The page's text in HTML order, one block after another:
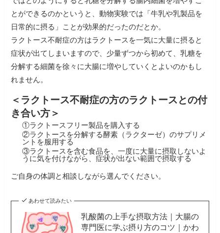
とができるのかというと、動物実験では「牛乳や乳製品を
日常的に摂る」ことが効果的だったのだとか。
ラクトース不耐症の方はラクトースを一気に大量に摂ると
症状が出てしまいますので、少量ずつから初めて、乳糖を
分解する細菌を徐々に大腸に増やしていくとよいのかもし
れません。
＜ラクトース不耐症の方のラクトースとの付
き合い方＞
①ラクトースフリー製品を購入する
②ラクトースを分解する酵素（ラクターゼ）のサプリメ
ントを服用する
③ラクトースを含む食品を、一度に大量に摂取しないよ
うに気を付けながら、症状が出ない範囲で摂取する
ご自身の体調と相談しながら選んでください。
あわせて読みたい
乳酸菌の上手な摂取方法｜大腸の
専門医に学ぶ摂り方のコツ｜かわ